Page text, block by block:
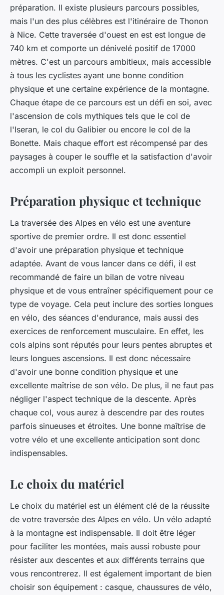
préparation. Il existe plusieurs parcours possibles,
mais l'un des plus célèbres est l'itinéraire de Thonon
à Nice. Cette traversée d'ouest en est est longue de
740 km et comporte un dénivelé positif de 17000
mètres. C'est un parcours ambitieux, mais accessible
à tous les cyclistes ayant une bonne condition
physique et une certaine expérience de la montagne.
Chaque étape de ce parcours est un défi en soi, avec
l'ascension de cols mythiques tels que le col de
l'Iseran, le col du Galibier ou encore le col de la
Bonette. Mais chaque effort est récompensé par des
paysages à couper le souffle et la satisfaction d'avoir
accompli un exploit personnel.
Préparation physique et technique
La traversée des Alpes en vélo est une aventure
sportive de premier ordre. Il est donc essentiel
d'avoir une préparation physique et technique
adaptée. Avant de vous lancer dans ce défi, il est
recommandé de faire un bilan de votre niveau
physique et de vous entraîner spécifiquement pour ce
type de voyage. Cela peut inclure des sorties longues
en vélo, des séances d'endurance, mais aussi des
exercices de renforcement musculaire. En effet, les
cols alpins sont réputés pour leurs pentes abruptes et
leurs longues ascensions. Il est donc nécessaire
d'avoir une bonne condition physique et une
excellente maîtrise de son vélo. De plus, il ne faut pas
négliger l'aspect technique de la descente. Après
chaque col, vous aurez à descendre par des routes
parfois sinueuses et étroites. Une bonne maîtrise de
votre vélo et une excellente anticipation sont donc
indispensables.
Le choix du matériel
Le choix du matériel est un élément clé de la réussite
de votre traversée des Alpes en vélo. Un vélo adapté
à la montagne est indispensable. Il doit être léger
pour faciliter les montées, mais aussi robuste pour
résister aux descentes et aux différents terrains que
vous rencontrerez. Il est également important de bien
choisir son équipement : casque, chaussures de vélo,